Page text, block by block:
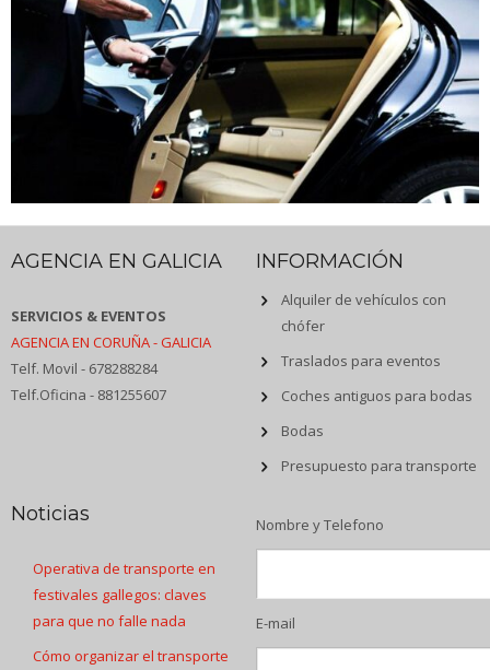
AGENCIA EN GALICIA
SERVICIOS & EVENTOS
AGENCIA EN CORUÑA - GALICIA
Telf. Movil - 678288284
Telf.Oficina - 881255607
INFORMACIÓN
Alquiler de vehículos con
chófer
Traslados para eventos
Coches antiguos para bodas
Bodas
Presupuesto para transporte
Noticias
Operativa de transporte en
festivales gallegos: claves
para que no falle nada
Cómo organizar el transporte
Nombre y Telefono
E-mail